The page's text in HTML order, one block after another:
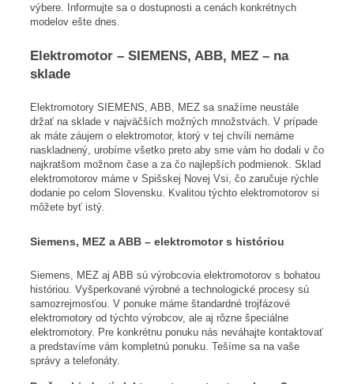
výbere. Informujte sa o dostupnosti a cenách konkrétnych
modelov ešte dnes.
Elektromotor – SIEMENS, ABB, MEZ – na
sklade
Elektromotory SIEMENS, ABB, MEZ sa snažíme neustále
držať na sklade v najväčších možných množstvách. V prípade
ak máte záujem o elektromotor, ktorý v tej chvíli nemáme
naskladnený, urobíme všetko preto aby sme vám ho dodali v čo
najkratšom možnom čase a za čo najlepších podmienok. Sklad
elektromotorov máme v Spišskej Novej Vsi, čo zaručuje rýchle
dodanie po celom Slovensku. Kvalitou týchto elektromotorov si
môžete byť istý.
Siemens, MEZ a ABB – elektromotor s históriou
Siemens, MEZ aj ABB sú výrobcovia elektromotorov s bohatou
históriou. Vyšperkované výrobné a technologické procesy sú
samozrejmosťou. V ponuke máme štandardné trojfázové
elektromotory od týchto výrobcov, ale aj rôzne špeciálne
elektromotory. Pre konkrétnu ponuku nás neváhajte kontaktovať
a predstavíme vám kompletnú ponuku. Tešíme sa na vaše
správy a telefonáty.